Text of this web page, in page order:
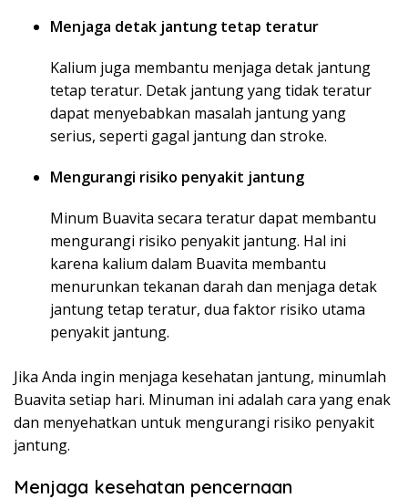
Menjaga detak jantung tetap teratur
Kalium juga membantu menjaga detak jantung
tetap teratur. Detak jantung yang tidak teratur
dapat menyebabkan masalah jantung yang
serius, seperti gagal jantung dan stroke.
Mengurangi risiko penyakit jantung
Minum Buavita secara teratur dapat membantu
mengurangi risiko penyakit jantung. Hal ini
karena kalium dalam Buavita membantu
menurunkan tekanan darah dan menjaga detak
jantung tetap teratur, dua faktor risiko utama
penyakit jantung.
Jika Anda ingin menjaga kesehatan jantung, minumlah
Buavita setiap hari. Minuman ini adalah cara yang enak
dan menyehatkan untuk mengurangi risiko penyakit
jantung.
Menjaga kesehatan pencernaan